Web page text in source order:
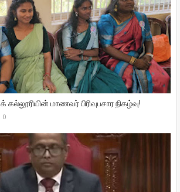
மாணவர் பிரிவுபசார நிகழ்வு!
0